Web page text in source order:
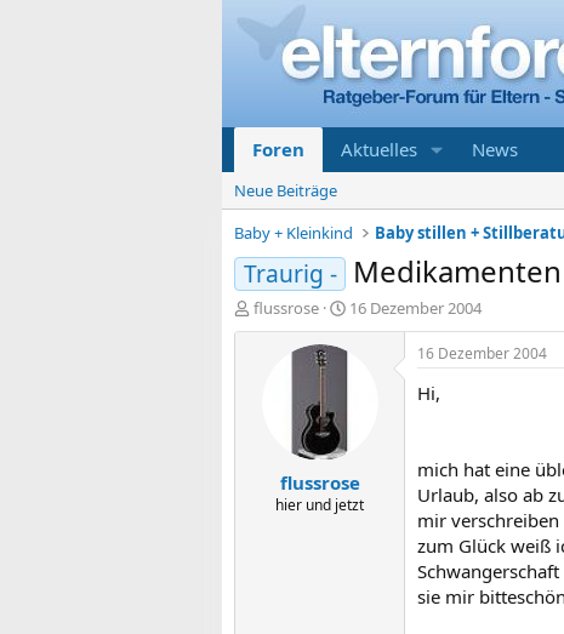
Foren Aktuelles News
Neue Beiträge
Baby + Kleinkind
Baby stillen +
Traurig -
E
r
flussrose
E
r
a
m
16 Dezember 2004
flussrose
hier und jetzt
16 Dezember 2004
Hi,
mich hat eine
Urlaub, also ab
mir verschreiben
zum Glück weiß
sie mir